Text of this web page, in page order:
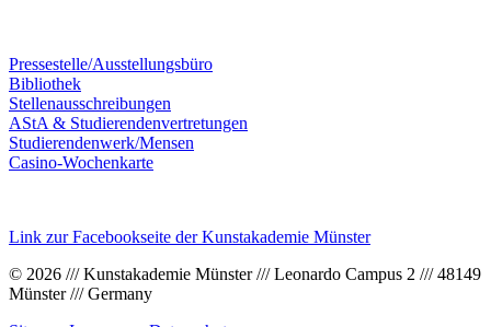
Pressestelle/Ausstellungsbüro
Bibliothek
Stellenausschreibungen
AStA & Studierendenvertretungen
Studierendenwerk/Mensen
Casino-Wochenkarte
Link zur Facebookseite der Kunstakademie Münster
© 2026 /// Kunstakademie Münster /// Leonardo Campus 2 /// 48149
Münster /// Germany